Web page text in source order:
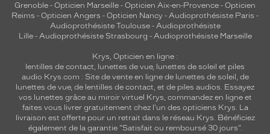
Grenoble - Opticien Marseille - Opticien Aix-en-Provence - Opticien
Reims - Opticien Angers - Opticien Nancy - Audioprothésiste Paris -
Audioprothésiste Toulouse- Audioprothésiste
Lille- Audioprothésiste Strasbourg - Audioprothésiste Marseille
Krys, Opticien en ligne :
lentilles de contact lunettes de vue, lunettes de soleil et piles
audio Krys.com : Site de vente en ligne de lunettes de soleil, de
lunettes de vue, de lentilles de contact , et de piles audios. Essayez
vos lunettes grâce au miroir virtuel Krys, commandez en ligne et
faites vous livrer gratuitement chez l'un des opticiens Krys. La
livraison est offerte pour un retrait dans le réseau Krys. Bénéficiez
également de la garantie "Satisfait ou remboursé 30 jours".